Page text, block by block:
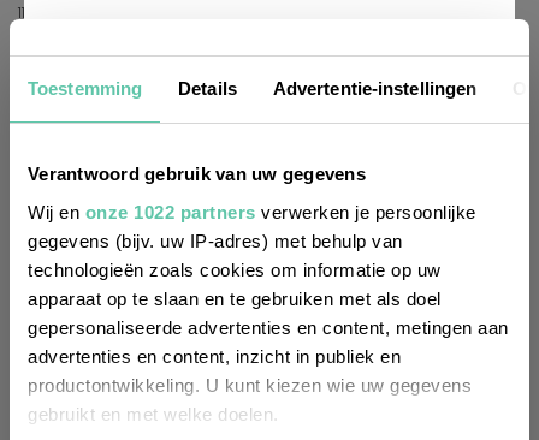
Toestemming Details Advertentie-instellingen
Verantwoord gebruik van uw gegevens
Wij en onze 1022 partners verwerken je persoonlijke
gegevens (bijv. uw IP-adres) met behulp van
technologieën zoals cookies om informatie op uw
apparaat op te slaan en te gebruiken met als doel
gepersonaliseerde advertenties en content, metingen aan
advertenties en content, inzicht in publiek en
productontwikkeling. U kunt kiezen wie uw gegevens
gebruikt en met welke doelen.
11. JUNI 2026 Newsletter
regelmäßig über Trends, neue
Entdeckungen und Insider-Tipps für
Frankreich informiert werden? Dann
melde dich für unseren
zweiwöchentlichen Newsletter an. Im
Handumdrehen erledigt!
Voornaam